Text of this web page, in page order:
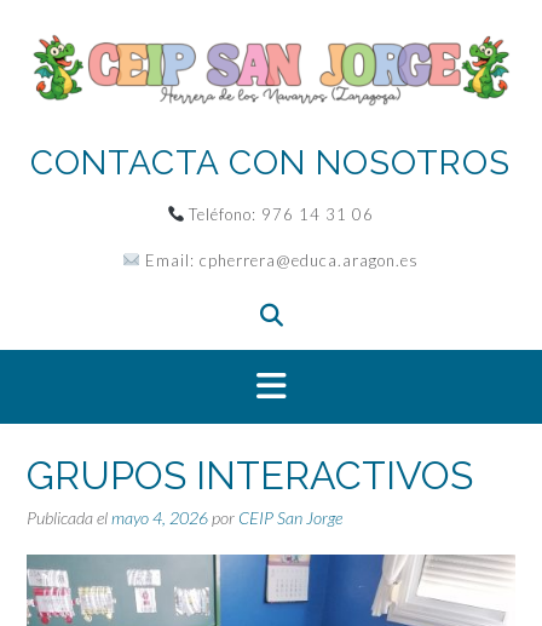
contenido
CONTACTA CON NOSOTROS
Teléfono: 976 14 31 06
Email: cpherrera@educa.aragon.es
GRUPOS INTERACTIVOS
Publicada elmayo 4, 2026por CEIP San Jorge